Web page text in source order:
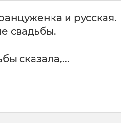
и русская.
свадьбы.
сказала,...